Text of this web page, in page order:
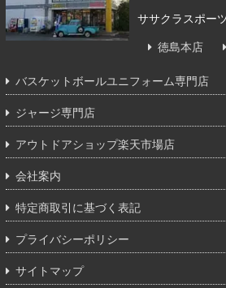
ササクラスポー
徳島本店
バスケットボールユニフォーム専門店
ジャージ専門店
アウトドアショップ楽天市場店
会社案内
特定商取引に基づく表記
プライバシーポリシー
サイトマップ